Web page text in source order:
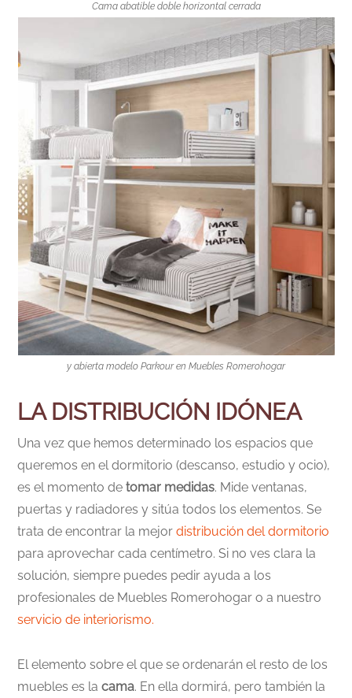
Cama abatible doble horizontal cerrada
y abierta modelo Parkour en Muebles Romerohogar
LA DISTRIBUCIÓN IDÓNEA
Una vez que hemos determinado los espacios que
queremos en el dormitorio (descanso, estudio y ocio),
es el momento detomar medidas. Mide ventanas,
puertas y radiadores y sitúa todos los elementos. Se
trata de encontrar la mejordistribución del dormitorio
para aprovechar cada centímetro. Si no ves clara la
solución, siempre puedes pedir ayuda a los
profesionales de Muebles Romerohogar o a nuestro
servicio de interiorismo.
El elemento sobre el que se ordenarán el resto de los
muebles es lacama. En ella dormirá, pero también la